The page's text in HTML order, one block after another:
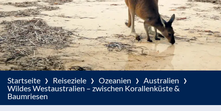
Startseite › Reiseziele › Ozeanien › Australien ›
Wildes Westaustralien – zwischen Korallenküste &
Baumriesen